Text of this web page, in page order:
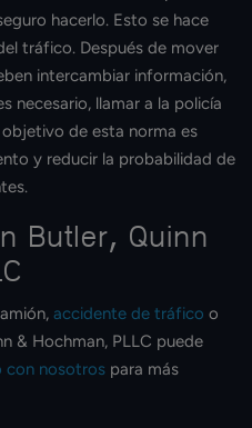
hacerlo. Esto se hace
tráfico. Después de mover
intercambiar información,
necesario, llamar a la policía
de esta norma es
y reducir la probabilidad de
Butler, Quinn
accidente de tráfico o
& Hochman, PLLC puede
con nosotros para más